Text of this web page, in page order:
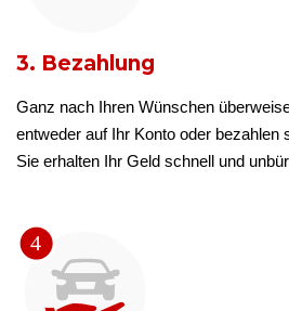
3. Bezahlung
Ganz nach Ihren Wünschen
entweder auf Ihr Konto oder bezahlen
Sie erhalten Ihr Geld schnell und